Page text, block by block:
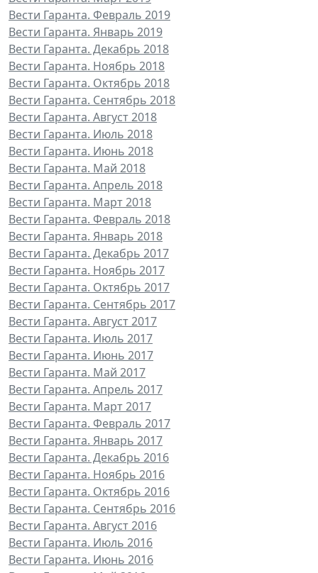
Вести Гаранта. Февраль 2019
Вести Гаранта. Январь 2019
Вести Гаранта. Декабрь 2018
Вести Гаранта. Ноябрь 2018
Вести Гаранта. Октябрь 2018
Вести Гаранта. Сентябрь 2018
Вести Гаранта. Август 2018
Вести Гаранта. Июль 2018
Вести Гаранта. Июнь 2018
Вести Гаранта. Май 2018
Вести Гаранта. Апрель 2018
Вести Гаранта. Март 2018
Вести Гаранта. Февраль 2018
Вести Гаранта. Январь 2018
Вести Гаранта. Декабрь 2017
Вести Гаранта. Ноябрь 2017
Вести Гаранта. Октябрь 2017
Вести Гаранта. Сентябрь 2017
Вести Гаранта. Август 2017
Вести Гаранта. Июль 2017
Вести Гаранта. Июнь 2017
Вести Гаранта. Май 2017
Вести Гаранта. Апрель 2017
Вести Гаранта. Март 2017
Вести Гаранта. Февраль 2017
Вести Гаранта. Январь 2017
Вести Гаранта. Декабрь 2016
Вести Гаранта. Ноябрь 2016
Вести Гаранта. Октябрь 2016
Вести Гаранта. Сентябрь 2016
Вести Гаранта. Август 2016
Вести Гаранта. Июль 2016
Вести Гаранта. Июнь 2016